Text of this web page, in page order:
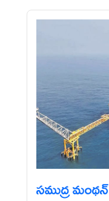
సముద్ర మంథన్‌